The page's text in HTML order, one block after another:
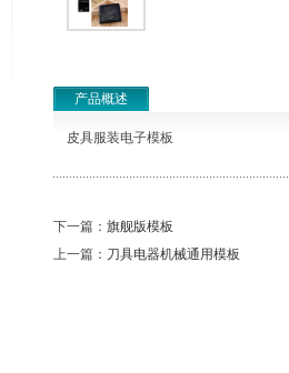
产品概述
皮具服装电子模板
下一篇： 旗舰版模板
上一篇： 刀具电器机械通用模板